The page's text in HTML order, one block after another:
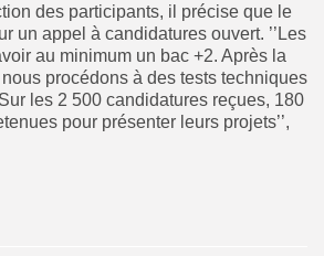
des participants, il précise que le
un appel à candidatures ouvert. ’’Les
au minimum un bac +2. Après la
procédons à des tests techniques
les 2 500 candidatures reçues, 180
pour présenter leurs projets’’,